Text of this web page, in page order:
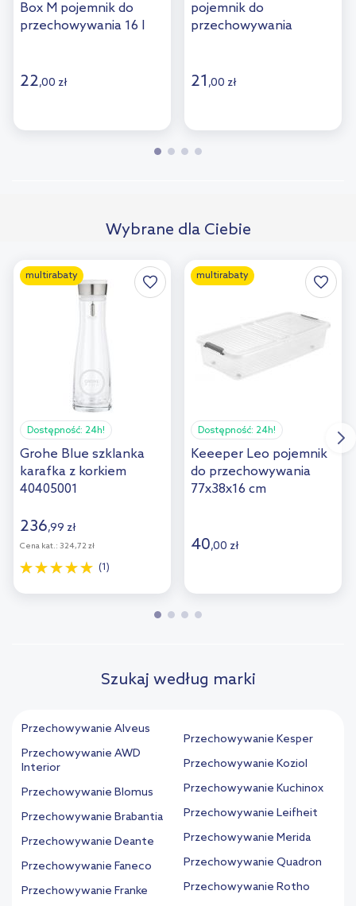
Box M pojemnik do
przechowywania 16 l
22,00 zł
pojemnik do
przechowywania
1094100100000
21 ,00 zł
Wybrane dla Ciebie
multirabaty
Dostępność: 24h!
Grohe Blue szklanka
karafka z korkiem
40405001
236,99 zł
Cena kat.: 324,72 zł
(1)
multirabaty
Dostępność: 24h!
Keeeper Leo pojemnik
do przechowywania
77x38x16 cm
40,00 zł
Szukaj według marki
Przechowywanie Alveus
Przechowywanie AWD
Interior
Przechowywanie Blomus
Przechowywanie Brabantia
Przechowywanie Deante
Przechowywanie Faneco
Przechowywanie Franke
Przechowywanie Kesper
Przechowywanie Koziol
Przechowywanie Kuchinox
Przechowywanie Leifheit
Przechowywanie Merida
Przechowywanie Quadron
Przechowywanie Rotho